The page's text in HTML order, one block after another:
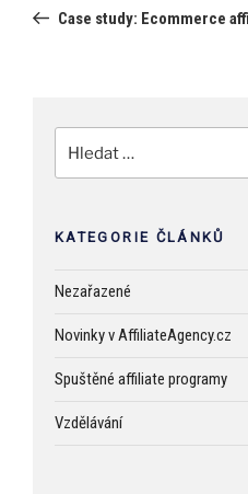
příspěvek
příspěvek
Case study: Ecommerce
KATEGORIE ČLÁNKŮ
Nezařazené
Novinky v AffiliateAgency.cz
Spuštěné affiliate programy
Vzdělávání